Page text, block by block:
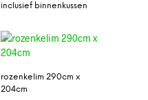
inclusief binnenkussen
rozenkelim 290cm x
204cm